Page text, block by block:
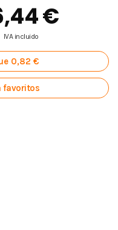
€
IVA incluido
0,82 €
favoritos